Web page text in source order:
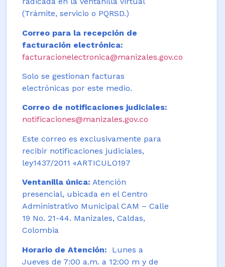
(Trámite, servicio o PQRSD.)
Correo para la recepción de
facturación electrónica:
facturacionelectronica@manizales.gov.co
Solo se gestionan facturas
electrónicas por este medio.
Correo de notificaciones judiciales:
notificaciones@manizales.gov.co
Este correo es exclusivamente para
recibir notificaciones judiciales,
ley1437/2011 «ARTICULO197
Ventanilla única: Atención
presencial, ubicada en el Centro
Administrativo Municipal CAM – Calle
19 No. 21-44. Manizales, Caldas,
Colombia
Horario de Atención:
Lunes a
Jueves de 7:00 a.m. a 12:00 m y de